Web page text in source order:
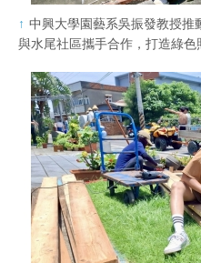
中興大學園藝系吳振發教授推
與水尾社區攜手合作，打造綠色